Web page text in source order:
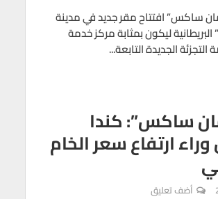
ساكس” افتتاح مقر جديد في مدينة
البريطانية ليكون بمثابة مركز خدمة
الجديدة التابعة...
ساكس”: كندا
ارتفاع سعر الخام
أضف تعليق